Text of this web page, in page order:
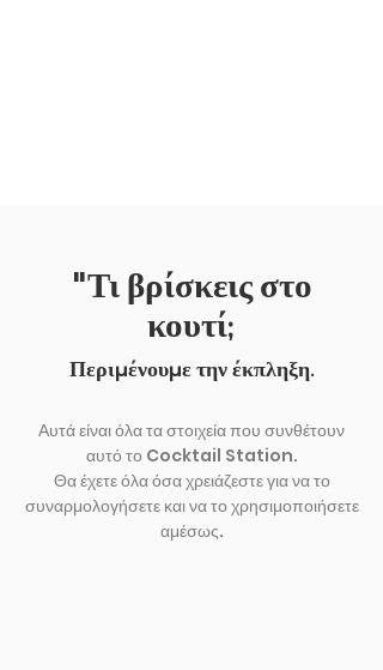
"Τι βρίσκεις στο
κουτί;
Περιμένουμε την έκπληξη.
Αυτά είναι όλα τα στοιχεία που συνθέτουν
αυτό το Cocktail Station.
Θα έχετε όλα όσα χρειάζεστε για να το
συναρμολογήσετε και να το χρησιμοποιήσετε
αμέσως.